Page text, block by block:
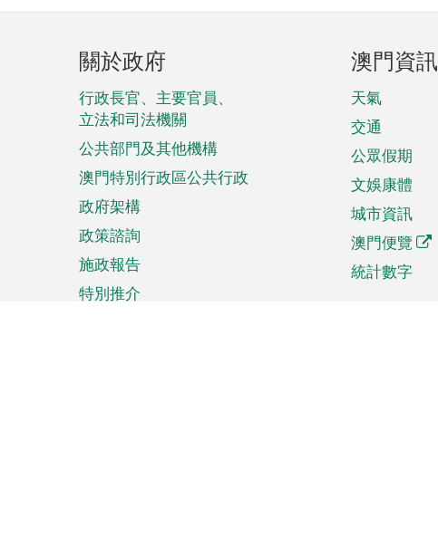
頁
腳
菜
單
關於政府
行政長官、主要官員、
立法和司法機關
公共部門及其他機構
澳門特別行政區公共行政
政府架構
政策諮詢
施政報告
特別推介
澳門資訊
天氣
交通
公眾假期
文娛康體
城市資訊
澳門便覽
統計數字